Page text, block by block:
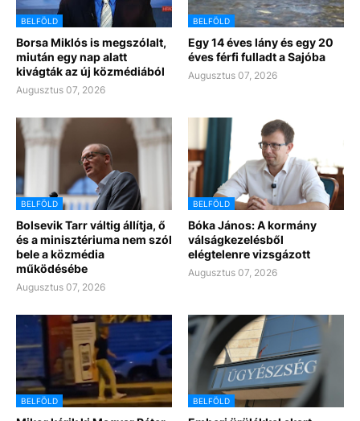
BELFÖLD
Borsa Miklós is megszólalt,
miután egy nap alatt
kivágták az új közmédiából
Augusztus 07, 2026
BELFÖLD
Egy 14 éves lány és egy 20
éves férfi fulladt a Sajóba
Augusztus 07, 2026
BELFÖLD
Bolsevik Tarr váltig állítja, ő
és a minisztériuma nem szól
bele a közmédia
működésébe
Augusztus 07, 2026
BELFÖLD
Bóka János: A kormány
válságkezelésből
elégtelenre vizsgázott
Augusztus 07, 2026
BELFÖLD BELFÖLD